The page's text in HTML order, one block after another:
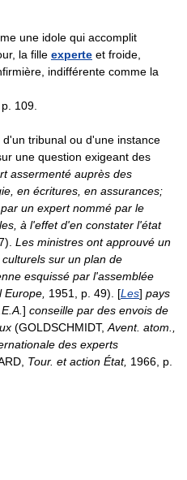
une idole qui accomplit
la fille experte et froide,
indifférente comme la
109.
tribunal ou d'une instance
une question exigeant des
assermenté auprès des
en écritures, en assurances;
un expert nommé par le
à l'effet d'en constater l'état
Les ministres ont approuvé un
sur un plan de
esquissé par l'assemblée
Europe, 1951, p. 49). [Les] pays
] conseille par des envois de
(GOLDSCHMIDT,Avent. atom.,
des experts
Tour. et action État, 1966, p.